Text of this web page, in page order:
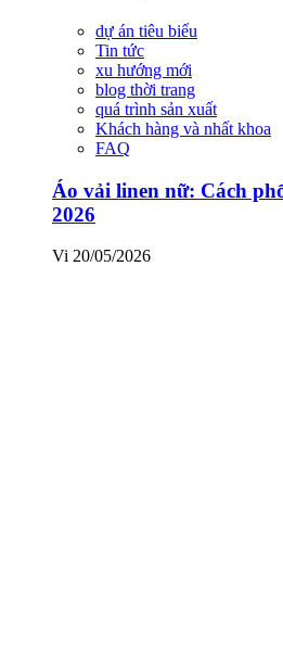
dự án tiêu biểu
Tin tức
xu hướng mới
blog thời trang
quá trình sản xuất
Khách hàng và nhất khoa
FAQ
Áo vải linen nữ: Cách
2026
Vi 20/05/2026